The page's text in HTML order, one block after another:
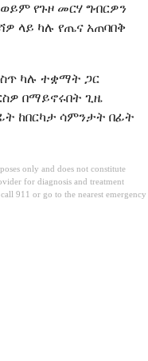
የጉዞ መርሃ ግብርዎን
ላይ ካሉ የጤና አጠባበቅ
ካሉ ተቋማት ጋር
በማይኖሩበት ጊዜ
ከበርካታ ሳምንታት በፊት
only and does not constitute
for diagnosis and treatment
911 or go to the nearest emergency